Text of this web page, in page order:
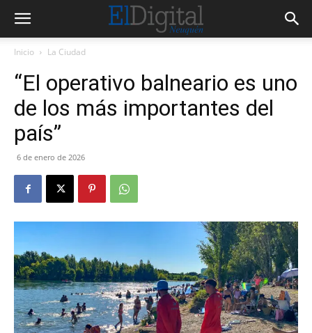
Inicio La Ciudad
“El operativo balneario es uno
de los más importantes del
país”
6 de enero de 2026